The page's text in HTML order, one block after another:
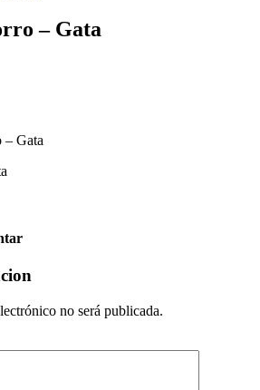
– Gata
– Gata
no será publicada.